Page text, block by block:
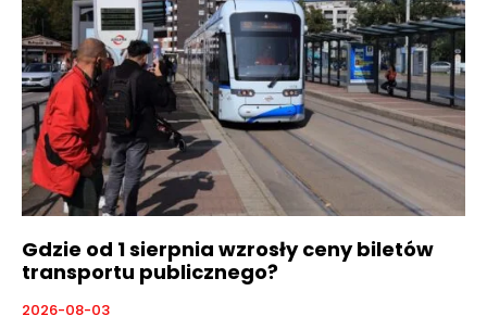
Gdzie od 1 sierpnia wzrosły ceny biletów
transportu publicznego?
2026-08-03